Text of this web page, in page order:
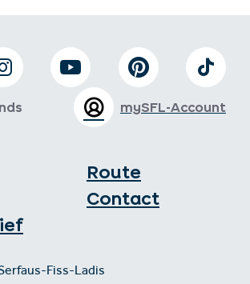
Route
Contact
Fiss-Ladis
mySFL-Account